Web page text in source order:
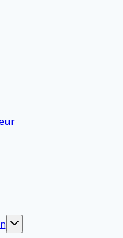
Toggle